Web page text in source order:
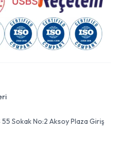
55 Sokak No:2 Aksoy Plaza Giriş